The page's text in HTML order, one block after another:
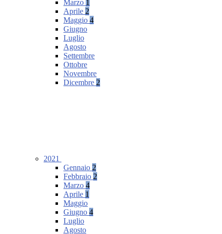
Marzo 1
Aprile 2
Maggio 4
Giugno
Luglio
Agosto
Settembre
Ottobre
Novembre
Dicembre 2
2021
Gennaio 2
Febbraio 2
Marzo 4
Aprile 1
Maggio
Giugno 4
Luglio
Agosto